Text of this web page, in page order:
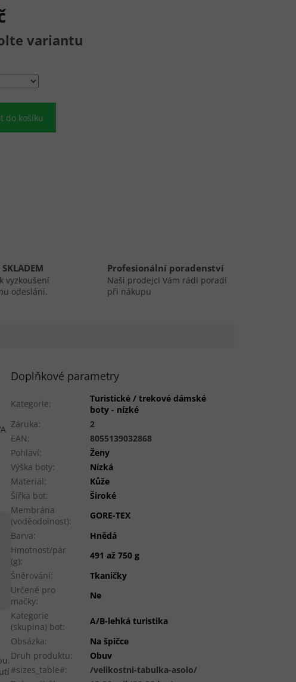
variantu
do košíku
vyzkoušení
odeslání.
Profesionální poradenství
Naši prodejci Vám rádi poradí
při nákupu
Doplňkové parametry
Kategorie:
Turistické / trekové dámské
boty - nízké
Záruka:
2
EAN:
8055139032868
Pohlaví:
Ženy
Výška boty:
Nízká
Materiál:
Kůže
Šířka bot:
Široké
Membrána
(voděodolnost):
GORE-TEX
Barva:
Hnědá
Hmotnost/pár
(g):
491 až 750 g
Šněrování:
Tkaničky
Určené pro
mačky:
Ne
Kategorie
(skupina) bot:
A/B-lehká turistika
Obsázka:
Na špičce
Druh produktu:
Obuv
#sizes_table#:
/velikostni-tabulka-asolo/